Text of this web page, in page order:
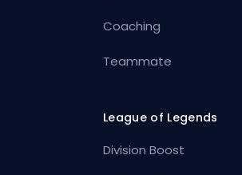
Coaching
Teammate
League of Legends
Division Boost